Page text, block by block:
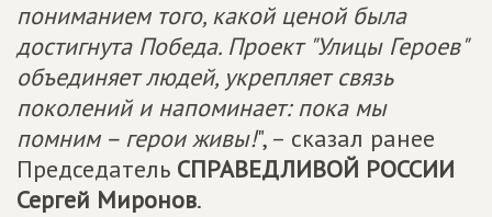
пониманием того, какой ценой была
достигнута Победа. Проект "Улицы Героев"
объединяет людей, укрепляет связь
поколений и напоминает: пока мы
помним – герои живы!", – сказал ранее
Председатель СПРАВЕДЛИВОЙ РОССИИ
Сергей Миронов.